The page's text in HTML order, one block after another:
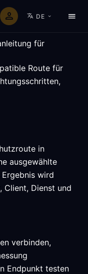
DE
für
Route für
in
ausgewählte
wird
Client, Dienst und
verbinden,
Endpunkt testen